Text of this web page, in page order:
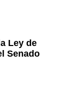
Ley de
Senado